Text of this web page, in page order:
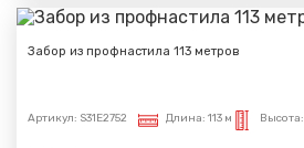
Забор из профнастила 113 метров
Артикул: S31E2752 Длина: 113 м Высота: